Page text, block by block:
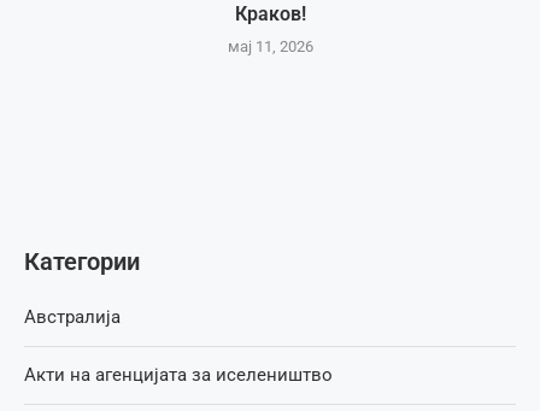
Краков!
мај 11, 2026
Категории
Австралија
Акти на агенцијата за иселеништво